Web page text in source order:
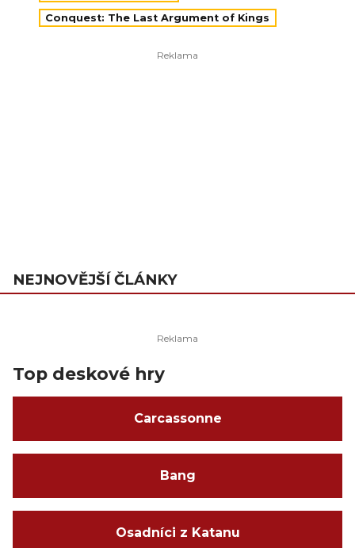
Conquest: The Last Argument of Kings
NEJNOVĚJŠÍ ČLÁNKY
Top deskové hry
Carcassonne
Bang
Osadníci z Katanu